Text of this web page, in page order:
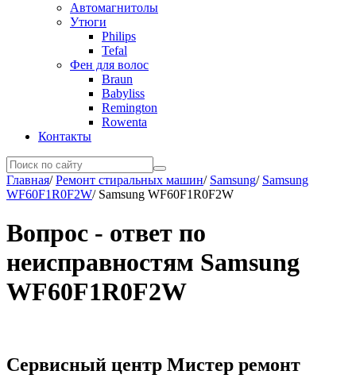
Автомагнитолы
Утюги
Philips
Tefal
Фен для волос
Braun
Babyliss
Remington
Rowenta
Контакты
Главная/Ремонт стиральных машин/ Samsung/ Samsung
WF60F1R0F2W/ Samsung WF60F1R0F2W
Вопрос - ответ по
неисправностям Samsung
WF60F1R0F2W
Сервисный центр Мистер ремонт